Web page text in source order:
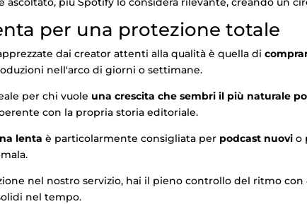
per una protezione totale
dai creator attenti alla qualità è quella di
nell'arco di giorni o settimane.
per chi vuole una crescita che sembri il più naturale
con la propria storia editoriale.
lenta è particolarmente consigliata per podcast nuovi o
nel nostro servizio, hai il pieno controllo del ritmo
nel tempo.